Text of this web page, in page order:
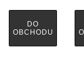
DO
OBCHODU